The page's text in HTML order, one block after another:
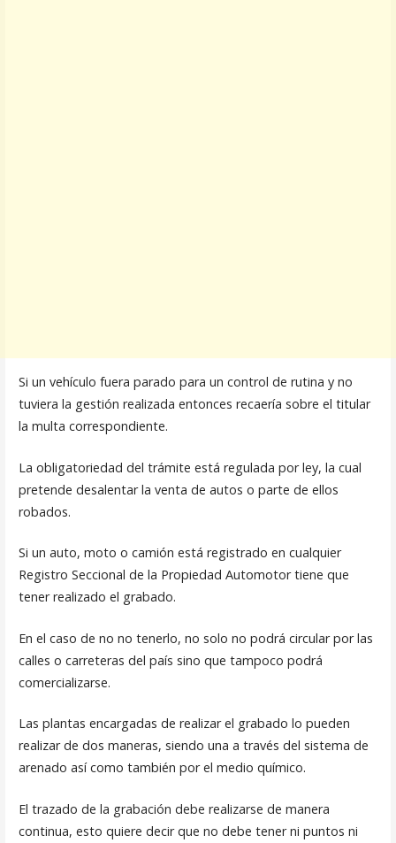
Si un vehículo fuera parado para un control de rutina y no
tuviera la gestión realizada entonces recaería sobre el titular
la multa correspondiente.
La obligatoriedad del trámite está regulada por ley, la cual
pretende desalentar la venta de autos o parte de ellos
robados.
Si un auto, moto o camión está registrado en cualquier
Registro Seccional de la Propiedad Automotor tiene que
tener realizado el grabado.
En el caso de no no tenerlo, no solo no podrá circular por las
calles o carreteras del país sino que tampoco podrá
comercializarse.
Las plantas encargadas de realizar el grabado lo pueden
realizar de dos maneras, siendo una a través del sistema de
arenado así como también por el medio químico.
El trazado de la grabación debe realizarse de manera
continua, esto quiere decir que no debe tener ni puntos ni